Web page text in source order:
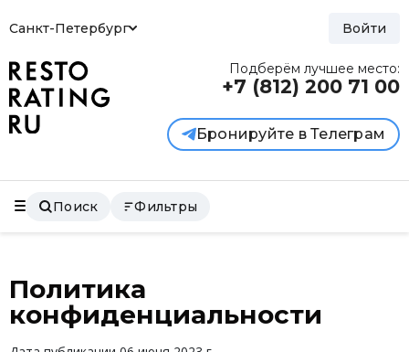
Санкт-Петербург Войти
Подберём лучшее место:
+7 (812) 200 71 00
Бронируйте в Телеграм
Поиск Фильтры
Политика
конфиденциальности